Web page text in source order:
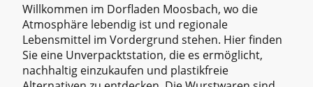
Willkommen im Dorfladen Moosbach, wo die
Atmosphäre lebendig ist und regionale
Lebensmittel im Vordergrund stehen. Hier finden
Sie eine Unverpacktstation, die es ermöglicht,
nachhaltig einzukaufen und plastikfreie